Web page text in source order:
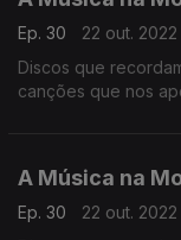
Ep. 30
22 out. 2022
Discos que
canções que nos
A Música na
Ep. 30
22 out. 2022